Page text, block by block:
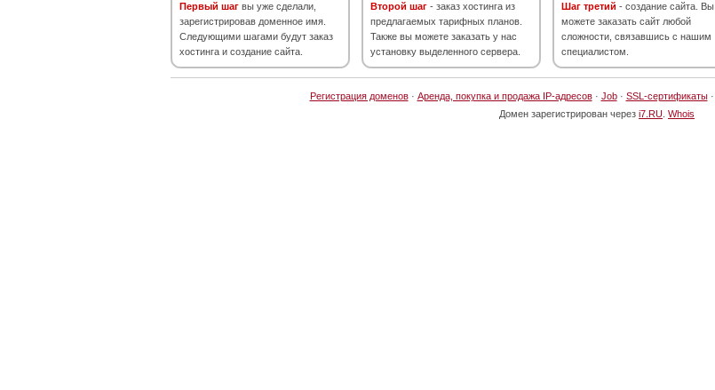
Первый шаг вы уже сделали,
зарегистрировав доменное имя.
Следующими шагами будут заказ
хостинга и создание сайта.
Второй шаг - заказ хостинга из
предлагаемых тарифных планов.
Также вы можете заказать у нас
установку выделенного сервера.
Шаг третий - создание сайта. Вы
можете заказать сайт любой
сложности, связавшись с нашим
специалистом.
Регистрация доменов· Аренда, покупка и продажа IP-адресов· Job· SSL-сертификаты·
Домен зарегистрирован через i7.RU Whois